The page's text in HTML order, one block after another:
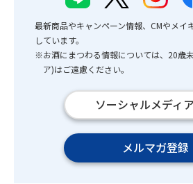
最新商品やキャンペーン情報、CMやメイ
しています。
※お酒にまつわる情報については、20歳
ア)はご遠慮ください。
ソーシャルメディ
メルマガ登録